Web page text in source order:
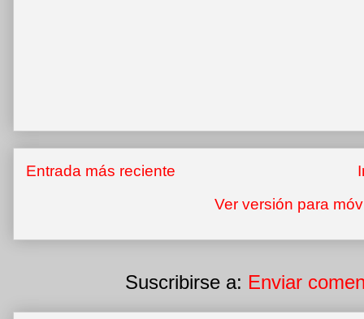
Entrada más reciente
Ver versión para
Suscribirse a: Enviar